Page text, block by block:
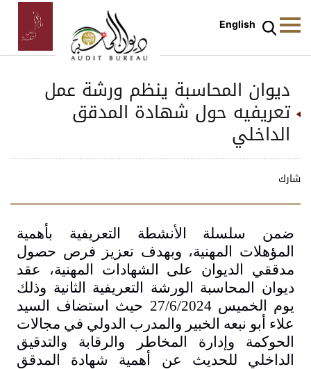
English
ديوان المحاسبة ينظم ورشة عمل
تعريفيه حول شهادة المدقق
الداخلي
شارك
ضمن سلسلة الأنشطة التعريفية بأهمية
المؤهلات المهنية، وبهدف تعزيز فرص حصول
مدققي الديوان على الشهادات المهنية، عقد
ديوان المحاسبة الورشة التعريفية الثانية وذلك
يوم الخميس 27/6/2024 حيث استضاف السيد
علاء أبو نبعه الخبير والمدرب الدولي في مجالات
الحوكمة وإدارة المخاطر والرقابة والتدقيق
الداخلي للحديث عن أهمية شهادة المدقق